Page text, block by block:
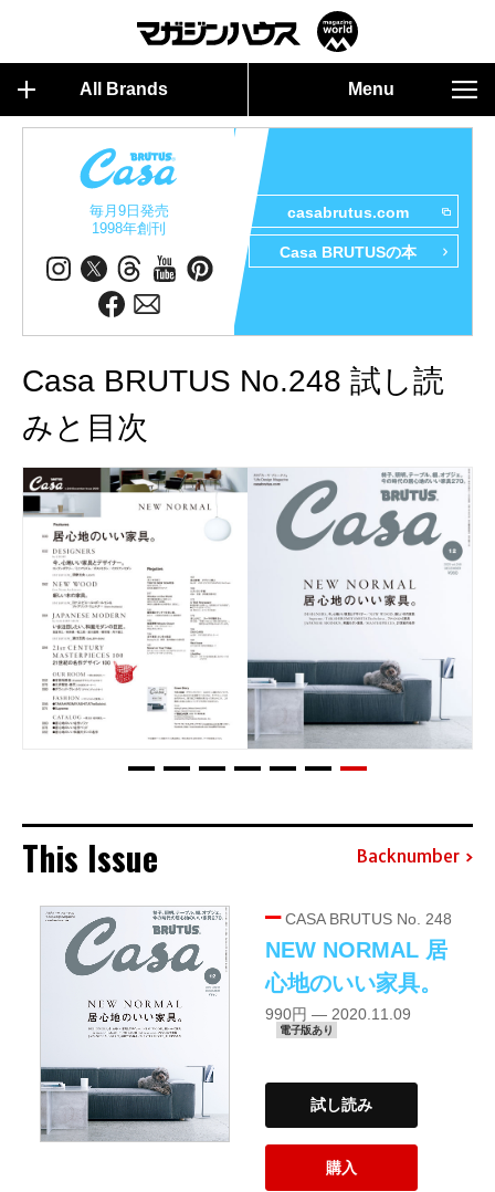
All Brands Menu
毎月9日発売
1998年創刊
casabrutus.com
Casa BRUTUSの本
Casa BRUTUS No.248 試し読
みと目次
This Issue Backnumber
CASA BRUTUS No. 248
NEW NORMAL 居
心地のいい家具。
990円 — 2020.11.09
電子版あり
試し読み
購入